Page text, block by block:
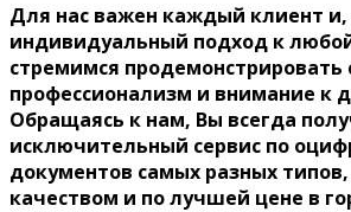
Для нас важен каждый клиент и,
индивидуальный подход к
стремимся продемонстрировать
профессионализм и внимание к
Обращаясь к нам, Вы всегда
исключительный сервис по
документов самых разных
качеством и по лучшей цене в